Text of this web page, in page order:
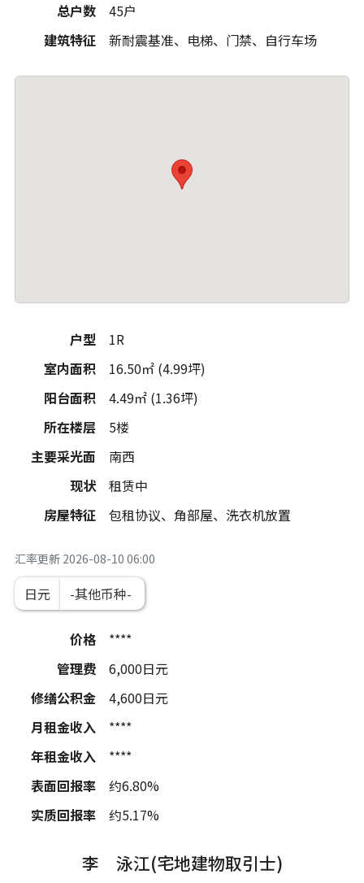
总户数
45户
建筑特征
新耐震基准、电梯、门禁、自行车场
户型
1R
室内面积
16.50㎡ (4.99坪)
阳台面积
4.49㎡ (1.36坪)
所在楼层
5楼
主要采光面
南西
现状
租赁中
房屋特征
包租协议、角部屋、洗衣机放置
汇率更新 2026-08-10 06:00
日元
价格
****
管理费
6,000日元
修缮公积金
4,600日元
月租金收入
****
年租金收入
****
表面回报率
约6.80%
实质回报率
约5.17%
李 泳江(宅地建物取引士)